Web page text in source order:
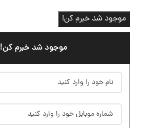
موجود شد خبرم کن!
موجود شد خبرم کن!